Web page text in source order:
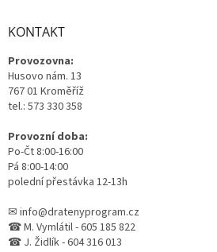
KONTAKT
Provozovna:
Husovo nám. 13
767 01 Kroměříž
tel.: 573 330 358
Provozní doba:
Po-Čt 8:00-16:00
Pá 8:00-14:00
polední přestávka 12-13h
✉ info@dratenyprogram.cz
☎ M. Vymlátil - 605 185 822
☎ J. Židlík - 604 316 013